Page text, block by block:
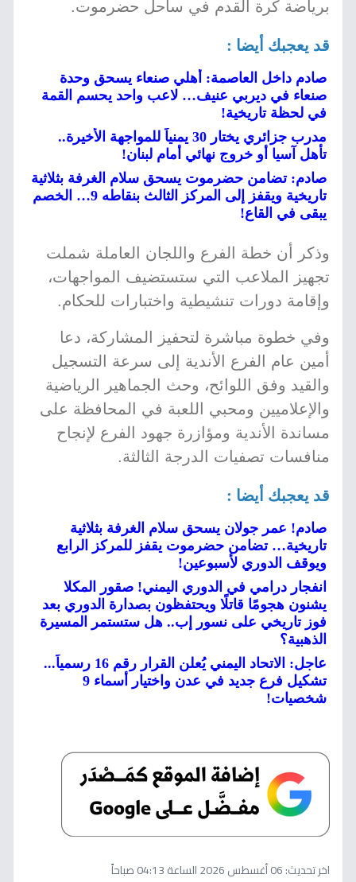
برياضة كرة القدم في ساحل حضرموت.
قد يعجبك أيضا :
صادم داخل العاصمة: أهلي صنعاء يسحق وحدة
صنعاء في ديربي عنيف… لاعب واحد يحسم القمة
في لحظة تاريخية!
مدرب جزائري يختار 30 يمنياً للمواجهة الأخيرة..
تأهل آسيا أو خروج نهائي أمام لبنان!
صادم: تضامن حضرموت يسحق سلام الغرفة بثلاثية
تاريخية ويقفز إلى المركز الثالث بنقاطه 9… الخصم
يبقى في القاع!
وذكر أن خطة الفرع واللجان العاملة شملت
تجهيز الملاعب التي ستستضيف المواجهات،
وإقامة دورات تنشيطية واختبارات للحكام.
وفي خطوة مباشرة لتحفيز المشاركة، دعا
أمين عام الفرع الأندية إلى سرعة التسجيل
والقيد وفق اللوائح، وحث الجماهير الرياضية
والإعلاميين ومحبي اللعبة في المحافظة على
مساندة الأندية ومؤازرة جهود الفرع لإنجاح
منافسات تصفيات الدرجة الثالثة.
قد يعجبك أيضا :
صادم! عمر جولان يسحق سلام الغرفة بثلاثية
تاريخية… تضامن حضرموت يقفز للمركز الرابع
ويوقف الدوري لأسبوعين!
انفجار درامي في الدوري اليمني! صقور المكلا
يشنون هجومًا قاتلًا ويحتفظون بصدارة الدوري بعد
فوز تاريخي على نسور إب.. هل ستستمر المسيرة
الذهبية؟
عاجل: الاتحاد اليمني يُعلن القرار رقم 16 رسمياً...
تشكيل فرع جديد في عدن واختيار أسماء 9
شخصيات!
اخر تحديث:06 أغسطس 2026 الساعة 04:13 صباحاً